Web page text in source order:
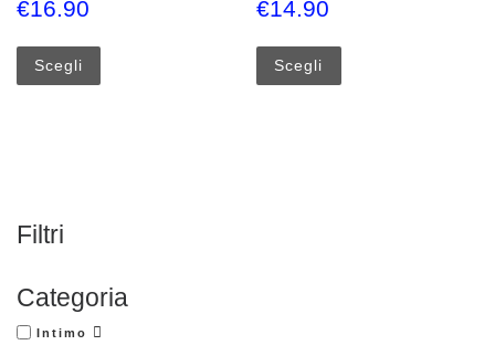
€16.90
Scegli
€14.90
Scegli
Filtri
Categoria
Intimo